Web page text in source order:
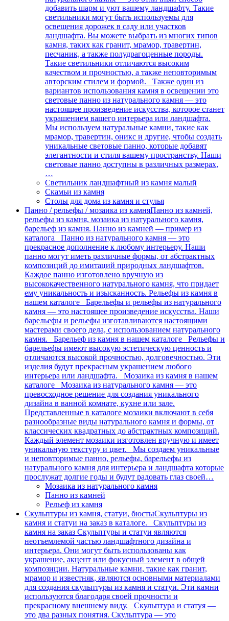
добавить шарм и уют вашему ландшафту. Такие
светильники могут быть используемы для
освещения дорожек в саду или участков
ландшафта. Вы можете выбрать из многих типов
камня, таких как гранит, мрамор, травертин,
песчаник, а также полудрагоценные породы.
Такие светильники отличаются высоким
качеством и прочностью, а также неповторимым
авторским стилем и формой. Также один из
вариантов использования камня в освещении это
световые панно из натурального камня — это
настоящее произведение искусства, которое станет
украшением вашего интерьера или ландшафта.
Мы используем натуральные камни, такие как
мрамор, травертин, оникс и другие, чтобы создать
уникальные световые панно, которые добавят
элегантности и стиля вашему пространству. Наши
световые панно доступны в различных размерах,
…
Светильник ландшафтный из камня малый
Скамьи из камня
Столы для дома из камня и стулья
Панно / рельефы / мозаика из камняПанно из камней,
рельефы из камня, мозаика из натурального камня,
барельеф из камня. Панно из камней — пример из
каталога Панно из натурального камня — это
прекрасное дополнение к любому интерьеру. Наши
панно могут иметь различные формы, от абстрактных
композиций до имитаций природных ландшафтов.
Каждое панно изготовлено вручную из
высококачественного натурального камня, что придает
ему уникальность и изысканность. Рельефы из камня в
нашем каталоге Барельефы и рельефы из натурального
камня — это настоящее произведение искусства. Наши
барельефы и рельефы изготавливаются настоящими
мастерами своего дела, с использованием натурального
камня. Барельеф из камня в нашем каталоге Рельефы и
барельефы имеют высокую эстетическую ценность и
отличаются высокой прочностью, долговечностью. Эти
изделия будут прекрасным украшением любого
интерьера или ландшафта. Мозаика из камня в нашем
каталоге Мозаика из натурального камня — это
превосходное решение для создания уникального
дизайна в ванной комнате, кухне или зале.
Представленные в каталоге мозаики включают в себя
разнообразные виды натурального камня и формы, от
классических квадратных до абстрактных композиций.
Каждый элемент мозаики изготовлен вручную и имеет
уникальную текстуру и цвет. Мы создаем уникальные
и неповторимые панно, рельефы, барельефы из
натурального камня для интерьера и ландшафта которые
прослужат долгие годы и будут радовать глаз своей…
Мозаика из натурального камня
Панно из камней
Рельеф из камня
Скульптуры из камня, статуи, бюстыСкульптуры из
камня и статуи на заказ в каталоге. Скульптуры из
камня на заказ Скульптуры и статуи являются
неотъемлемой частью ландшафтного дизайна и
интерьера. Они могут быть использованы как
украшение, акцент или фокусный элемент в общей
композиции. Натуральные камни, такие как гранит,
мрамор и известняк, являются основными материалами
для создания скульптуры из камня и статуи. Эти камни
используются благодаря своей прочности и
прекрасному внешнему виду. Скульптура и статуя —
это два разных понятия. Скульптура — это